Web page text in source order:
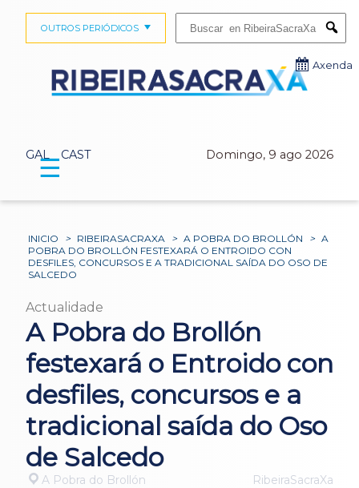
GAL CAST Domingo, 9 ago 2026
OUTROS PERIÓDICOS
Axenda
☰
INICIO > RIBEIRASACRAXA > A POBRA DO BROLLÓN > A
POBRA DO BROLLÓN FESTEXARÁ O ENTROIDO CON
DESFILES, CONCURSOS E A TRADICIONAL SAÍDA DO OSO DE
SALCEDO
Actualidade
A Pobra do Brollón
festexará o Entroido con
desfiles, concursos e a
tradicional saída do Oso
de Salcedo
A Pobra do Brollón RibeiraSacraXa